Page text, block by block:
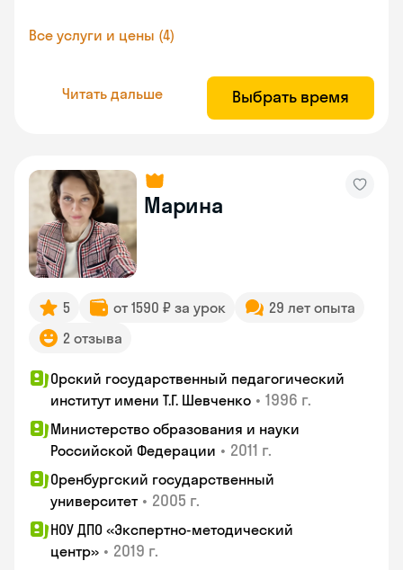
Все услуги и цены (4)
Читать дальше Выбрать время
Марина
5 от 1590 ₽ за урок
29 лет опыта
2 отзыва
Орский государственный педагогический
институт имени Т.Г. Шевченко • 1996 г.
Министерство образования и науки
Российской Федерации • 2011 г.
Оренбургский государственный
университет • 2005 г.
НОУ ДПО «Экспертно-методический
центр» • 2019 г.